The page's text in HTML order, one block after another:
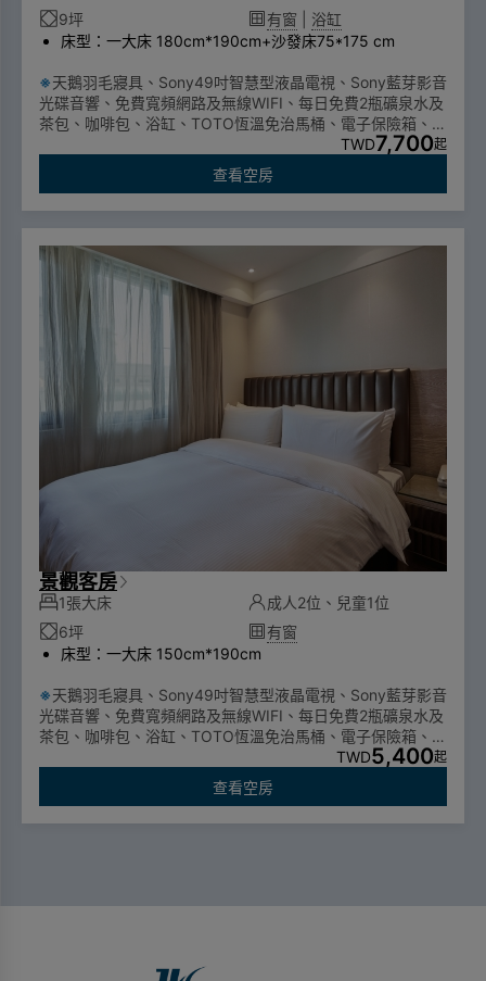
9坪
有窗
浴缸
床型：一大床 180cm*190cm+沙發床75*175 cm
※天鵝羽毛寢具、Sony49吋智慧型液晶電視、Sony藍芽影音
光碟音響、免費寬頻網路及無線WIFI、每日免費2瓶礦泉水及
茶包、咖啡包、浴缸、TOTO恆溫免治馬桶、電子保險箱、靜
音冰箱、電熱水壼 、吹風機、床頭鬧鐘、膠囊咖啡機
為配合政府一次性備品使用政策，自2025年1月1日起不提供
TWD7,700起
查看空房
景觀客房
1張大床
成人2位、兒童1位
6坪
有窗
床型：一大床 150cm*190cm
※天鵝羽毛寢具、Sony49吋智慧型液晶電視、Sony藍芽影音
光碟音響、免費寬頻網路及無線WIFI、每日免費2瓶礦泉水及
茶包、咖啡包、浴缸、TOTO恆溫免治馬桶、電子保險箱、靜
音冰箱、電熱水壼 、吹風機、床頭鬧鐘、膠囊咖啡機
為配合行政府一次性備品使用政策，自2025年1月1日起不提
TWD5,400起
查看空房